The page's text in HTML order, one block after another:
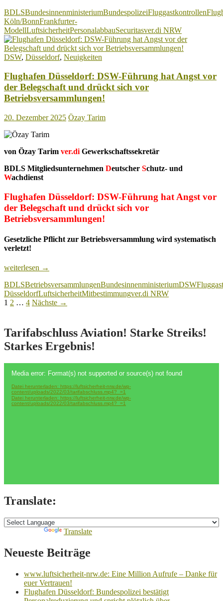
Missmanagement
und
Personalabbau
in
der
Fluggastkontrolle!
BDLSBundesinnenministeriumBundespolizeiFluggastkontrollen
Köln/BonnFrankfurter-
ModellLuftsicherheitPersonalabbauSecuritasver.di NRW
DSW, Düsseldorf, Neuigkeiten
Flughafen Düsseldorf: DSW-Führung hat Angst vor
der Belegschaft und drückt sich vor
Betriebsversammlungen!
20. Dezember 2025 Özay Tarim
von Özay Tarim ver.di Gewerkschaftssekretär
BDLS Mitgliedsunternehmen Deutscher Schutz- und
Wachdienst
Flughafen Düsseldorf: DSW-Führung hat Angst vor
der Belegschaft und drückt sich vor
Betriebsversammlungen!
Gesetzliche Pflicht zur Betriebsversammlung wird systematisch
verletzt!
Flughafen
DSW-
Führung
hat
der
Belegschaft
und
sich
vor
Betriebsversammlungen!
weiterlesen →
BDLSBetriebsversammlungenBundesinnenministeriumDSW
DüsseldorfLuftsicherheitMitbestimmungver.di NRW
Beitragsnavigation
1 2 … 4 Nächste →
Tarifabschluss Aviation! Starke Streiks!
Starkes Ergebnis!
Player
Media error: Format(s) not supported or source(s) not found
Datei herunterladen: https://luftsicherheit-nrw.de/wp-
content/uploads/2022/03/tarifabschluss.mp4?_=1
Datei herunterladen: https://luftsicherheit-nrw.de/wp-
content/uploads/2022/03/tarifabschluss.mp4?_=1
Translate:
Translate
Neueste Beiträge
www.luftsicherheit-nrw.de: Eine Million Aufrufe – Danke für
euer Vertrauen!
Flughafen Düsseldorf: Bundespolizei bestätigt